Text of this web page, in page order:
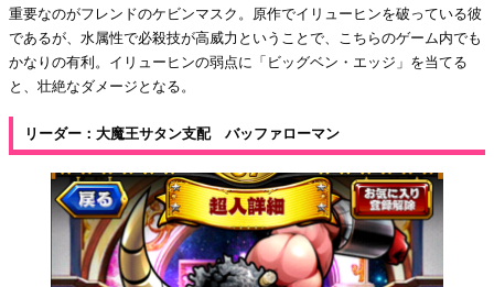
重要なのがフレンドのケビンマスク。原作でイリューヒンを破っている彼
であるが、水属性で必殺技が高威力ということで、こちらのゲーム内でも
かなりの有利。イリューヒンの弱点に「ビッグベン・エッジ」を当てる
と、壮絶なダメージとなる。
リーダー：大魔王サタン支配 バッファローマン